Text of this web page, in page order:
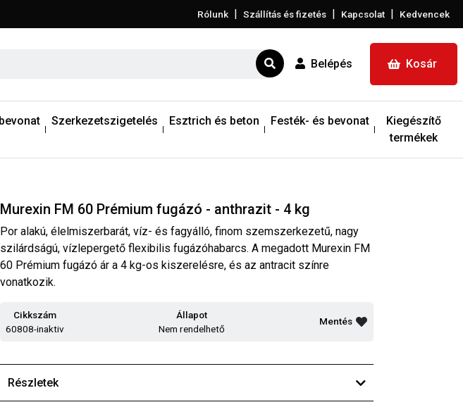
Rólunk | Szállítás és fizetés | Kapcsolat | Kedvencek
Belépés Kosár
Szerkezetszigetelés Esztrich és beton Festék- és bevonat
Kiegészítő
termékek
Murexin FM 60 Prémium fugázó - anthrazit - 4 kg
Por alakú, élelmiszerbarát, víz- és fagyálló, finom szemszerkezetű, nagy
szilárdságú, vízlepergető flexibilis fugázóhabarcs. A megadott Murexin FM
60 Prémium fugázó ár a 4 kg-os kiszerelésre, és az antracit színre
vonatkozik.
Cikkszám
60808-inaktiv
Állapot
Nem rendelhető
Mentés
Részletek